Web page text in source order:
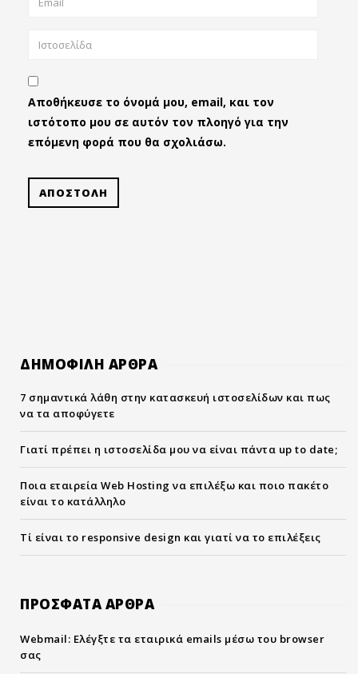
Αποθήκευσε το όνομά μου, email, και τον
ιστότοπο μου σε αυτόν τον πλοηγό για την
επόμενη φορά που θα σχολιάσω.
ΑΠΟΣΤΟΛΗ
ΔΗΜΟΦΙΛΗ ΑΡΘΡΑ
7 σημαντικά λάθη στην κατασκευή ιστοσελίδων και πως
να τα αποφύγετε
Γιατί πρέπει η ιστοσελίδα μου να είναι πάντα up to date;
Ποια εταιρεία Web Hosting να επιλέξω και ποιο πακέτο
είναι το κατάλληλο
Τί είναι το responsive design και γιατί να το επιλέξεις
ΠΡΟΣΦΑΤΑ ΑΡΘΡΑ
Webmail: Ελέγξτε τα εταιρικά emails μέσω του browser
σας